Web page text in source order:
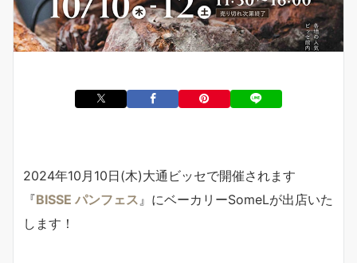
2024年10月10日(木)大通ビッセで開催されます
『BISSE パンフェス 』にベーカリーSomeLが出店いた
します！